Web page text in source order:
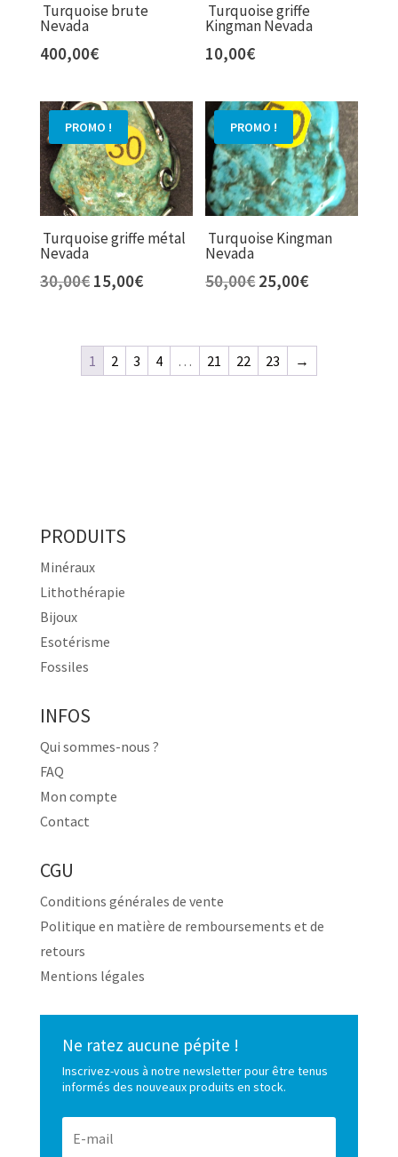
Turquoise brute
Nevada
400,00€
Turquoise griffe
Kingman Nevada
10,00€
PROMO !
Turquoise griffe métal
Nevada
30,00€ Le
était :
30,00€.
15,00€Le
est :
15,00€.
PROMO !
Turquoise Kingman
Nevada
50,00€ Le
était :
50,00€.
25,00€Le
est :
25,00€.
1 2 3 4 … 21 22 23 →
PRODUITS
Minéraux
Lithothérapie
Bijoux
Esotérisme
Fossiles
INFOS
Qui sommes-nous ?
FAQ
Mon compte
Contact
CGU
Conditions générales de vente
Politique en matière de remboursements et de
retours
Mentions légales
Ne ratez aucune pépite !
Inscrivez-vous à notre newsletter pour être tenus
informés des nouveaux produits en stock.